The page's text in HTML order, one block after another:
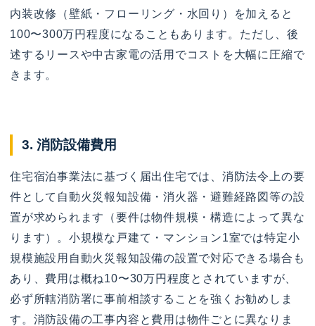
内装改修（壁紙・フローリング・水回り）を加えると
100〜300万円程度になることもあります。ただし、後
述するリースや中古家電の活用でコストを大幅に圧縮で
きます。
3. 消防設備費用
住宅宿泊事業法に基づく届出住宅では、消防法令上の要
件として自動火災報知設備・消火器・避難経路図等の設
置が求められます（要件は物件規模・構造によって異な
ります）。小規模な戸建て・マンション1室では特定小
規模施設用自動火災報知設備の設置で対応できる場合も
あり、費用は概ね10〜30万円程度とされていますが、
必ず所轄消防署に事前相談することを強くお勧めしま
す。消防設備の工事内容と費用は物件ごとに異なりま